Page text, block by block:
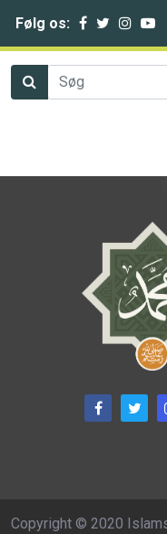
Følg os:
Copyright © 2020